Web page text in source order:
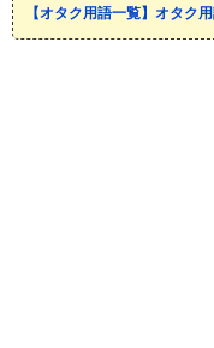
【オタク用語一覧】オタク